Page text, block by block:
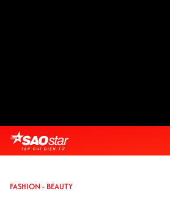
FASHION - BEAUTY